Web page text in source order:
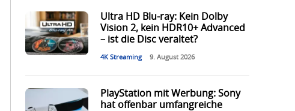
Ultra HD Blu-ray: Kein Dolby
Vision 2, kein HDR10+ Advanced
– ist die Disc veraltet?
4K Streaming 9. August 2026
PlayStation mit Werbung: Sony
hat offenbar umfangreiche